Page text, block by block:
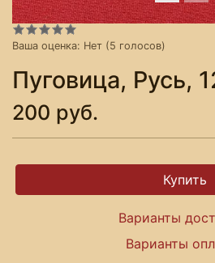
Ваша оценка: Нет (5 голосов)
Пуговица, Русь,
200 руб.
Варианты
Варианты